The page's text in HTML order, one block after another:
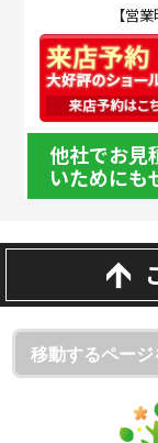
【営
他社でお見
いためにも